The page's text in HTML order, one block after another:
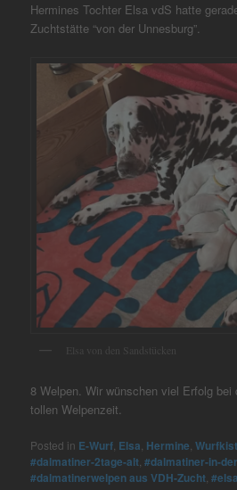
Hermines Tochter Elsa vdS hatte
Zuchtstätte “von der Unnesburg”.
Elsa von den Sandstücken
8 Welpen. Wir wünschen viel Erfolg
tollen Welpenzeit.
Posted in E-Wurf Elsa Hermine ,
#dalmatiner-2tage-alt ,#dalmatiner-in-
#dalmatinerwelpen aus VDH-Zucht ,